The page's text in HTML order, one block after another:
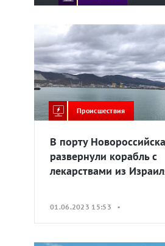
Происшествия
В порту Новороссийска
развернули корабль с
лекарствами из
01.06.2023 15:53 •